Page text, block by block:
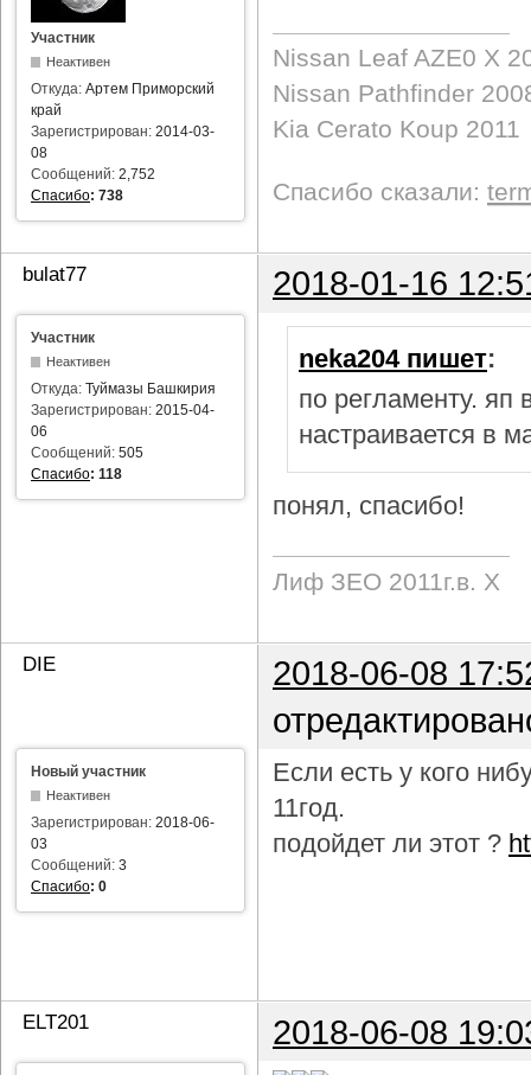
Участник
Неактивен
Откуда: Артем Приморский
край
Зарегистрирован: 2014-03-
08
Сообщений: 2,752
Спасибо: 738
Nissan Leaf AZE0 X
Nissan Pathfinder
Kia Cerato Koup 2011
Спасибо сказали:
bulat77 2018-01-16
Участник
Неактивен
Откуда: Туймазы Башкирия
Зарегистрирован: 2015-04-
06
Сообщений: 505
Спасибо: 118
neka204 пишет:
по регламенту.
настраивается в
понял, спасибо!
Лиф ЗЕО 2011г.в. Х
DIE
2018-06-08
Новый участник
Неактивен
Зарегистрирован: 2018-06-
03
Сообщений: 3
Спасибо: 0
Если есть у кого
11год.
подойдет ли этот ?
ELT201 2018-06-08